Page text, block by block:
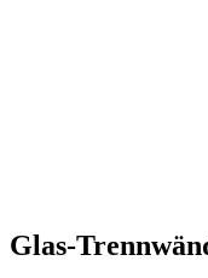
Glas-